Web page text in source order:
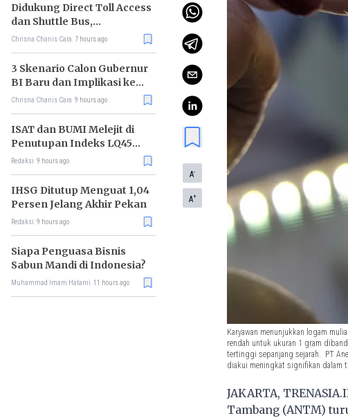
Didukung Direct Toll Access
dan Shuttle Bus,
Paramount Petals Kian
Chrisna Chanis Cara 7 hours ago
3 Skenario Calon Gubernur
BI Baru dan Implikasi ke
Pasar
Chrisna Chanis Cara 9 hours ago
ISAT dan BUMI Melejit di
Penutupan Indeks LQ45
Hari Ini
Redaksi 9 hours ago
IHSG Ditutup Menguat 1,04
Persen Jelang Akhir Pekan
Redaksi 9 hours ago
Siapa Penguasa Bisnis
Sabun Mandi di Indonesia?
Muhammad Imam Hatami 11 hours ago
A-
A+
Karyawan menunjukkan logam
rendah untuk ukuran 1 gram
tertinggi sepanjang sejarah. PT
diakui meningkat signifikan dalam
JAKARTA,
Tambang (ANTM)